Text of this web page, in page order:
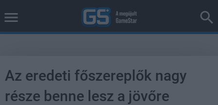
Az eredeti főszereplők nagy
része benne lesz a jövőre